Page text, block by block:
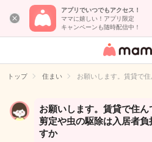
アプリでいつでもアクセス！
ママに嬉しい！アプリ限定
キャンペーンも随時配信中！
女性専用匿
イト
トップ 住まい お願いします。賃貸で
お願いします。賃貸で住
剪定や虫の駆除は入居者
すか